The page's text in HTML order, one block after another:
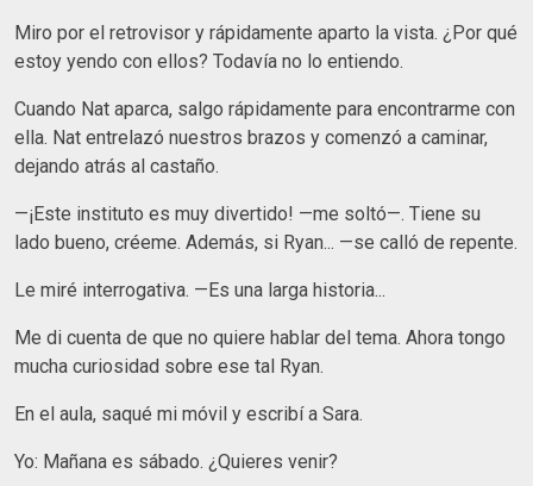
Miro por el retrovisor y rápidamente aparto la vista. ¿Por qué
estoy yendo con ellos? Todavía no lo entiendo.
Cuando Nat aparca, salgo rápidamente para encontrarme con
ella. Nat entrelazó nuestros brazos y comenzó a caminar,
dejando atrás al castaño.
—¡Este instituto es muy divertido! —me soltó—. Tiene su
lado bueno, créeme. Además, si Ryan... —se calló de repente.
Le miré interrogativa. —Es una larga historia...
Me di cuenta de que no quiere hablar del tema. Ahora tongo
mucha curiosidad sobre ese tal Ryan.
En el aula, saqué mi móvil y escribí a Sara.
Yo: Mañana es sábado. ¿Quieres venir?